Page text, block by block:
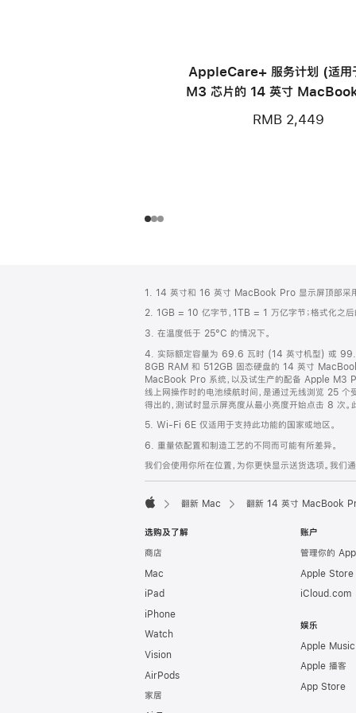
AppleCare+ 服务计划 (适用
M3 芯片的 14 英寸
RMB 2,449
页
脚
注
1. 14 英寸和 16 英寸 MacBook Pro 显示屏顶部采用
2. 1GB = 10 亿字节，1TB = 1 万亿字节；格式化之后
3. 在温度低于 25°C 的情况下。
4. 实际额定容量为 69.6 瓦时 (14 英寸机型) 或
8GB RAM 和 512GB 固态硬盘的 14 英寸
MacBook Pro 系统，以及试生产的配备 Apple M3
线上网操作时的电池续航时间，是通过无线浏览 25
得出的，测试时显示屏亮度从最小亮度开始点击 8 次
5. Wi-Fi 6E 仅适用于支持此功能的国家或地区。
6. 重量依配置和制造工艺的不同而可能有所差异。
我们会使用你所在位置，为你更快显示送货选项。我
翻新 Mac 翻新 14 英寸 MacBook
选购及了解
商店
Mac
iPad
iPhone
Watch
Vision
AirPods
家居
账户
管理你的
Apple Store
iCloud.com
娱乐
Apple Music
Apple 播客
App Store